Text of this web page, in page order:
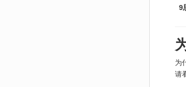
9
为
请